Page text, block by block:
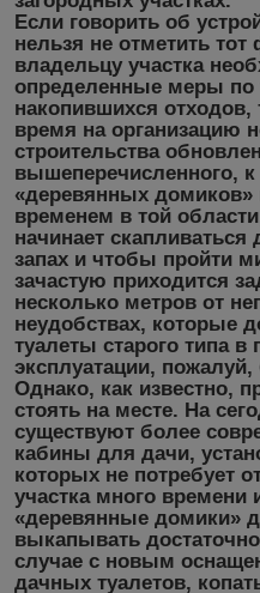
Если говорить об
нельзя не отметить
владельцу участка
определенные меры по
накопившихся
время на организацию
строительства
вышеперечисленного,
«деревянных домиков»
временем в той
начинает
запах и чтобы пройти
зачастую приходится
несколько метров от
неудобствах, которые
туалеты старого типа
эксплуатации,
Однако, как известно,
стоять на месте. На
существуют более
кабины для дачи,
которых не потребует
участка много времени
«деревянные домики»
выкапывать
случае с новым
дачных туалетов,